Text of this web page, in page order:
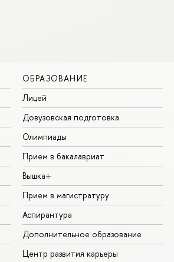
ОБРАЗОВАНИЕ
Лицей
Довузовская подготовка
Олимпиады
Прием в бакалавриат
Вышка+
Прием в магистратуру
Аспирантура
Дополнительное образование
Центр развития карьеры